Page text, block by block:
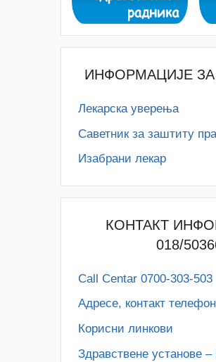
ИНФОРМАЦИЈЕ
Лекарска уверења
Саветник за заштиту
Изабрани лекар
КОНТАКТ
018/
Call Centar 0700-303-503
Адресe, контакт
Корисни линкови
Здравствене установе